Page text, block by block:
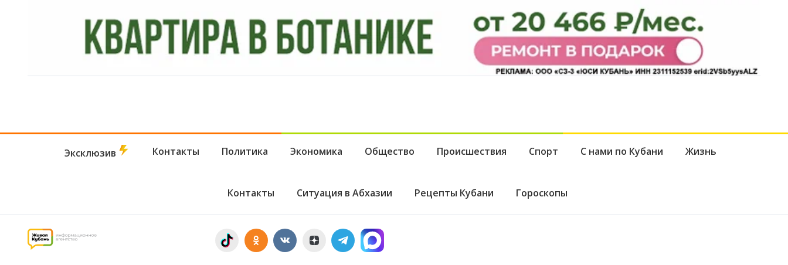
Эксклюзив Контакты Политика Экономика Общество Происшествия Спорт С нами по Кубани Жизнь
Контакты Ситуация в Абхазии Рецепты Кубани Гороскопы